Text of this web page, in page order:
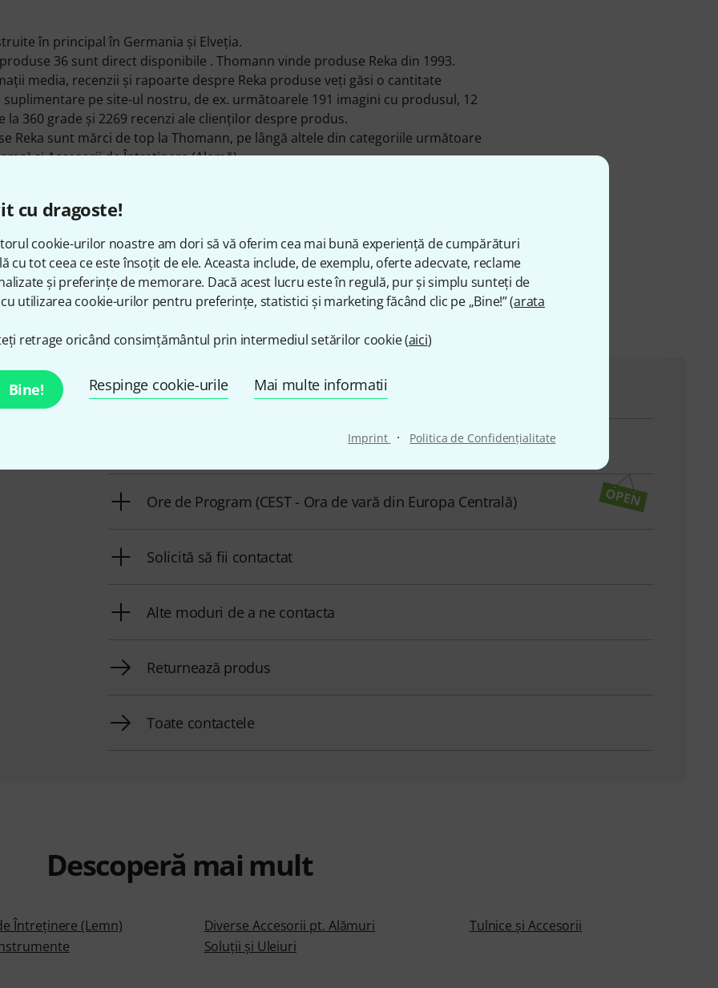
cu dragoste!
cookie-urilor noastre am dori să vă oferim cea mai bună experiență de cumpărături
cu tot ceea ce este însoțit de ele. Aceasta include, de exemplu, oferte adecvate, reclame
și preferințe de memorare. Dacă acest lucru este în regulă, pur și simplu sunteți de
utilizarea cookie-urilor pentru preferințe, statistici și marketing făcând clic pe „Bine!” (arata
retrage oricând consimțământul prin intermediul setărilor cookie (aici)
Bine! Respinge cookie-urile Mai multe informatii
Imprint · Politica de Confidenţialitate
în principal în Germania şi Elveția.
36 sunt direct disponibile . Thomann vinde produse Reka din 1993.
media, recenzii şi rapoarte despre Reka produse veţi găsi o cantitate
pe site-ul nostru, de ex. următoarele 191 imagini cu produsul, 12
360 grade şi 2269 recenzi ale clienţilor despre produs.
Reka sunt mărci de top la Thomann, pe lângă altele din categoriile următoare
şiAccesorii de Întreţinere (Alamă).
despre producător pe
http://www.reka-web.com
Ne puteți contacta astfel
Personalul nostru de la service e aici pentru a vă ajuta cu orice problemă
Ore de Program (CEST - Ora de vară din Europa Centrală)
Solicită să fii contactat
Alte moduri de a ne contacta
Returnează produs
Toate contactele
Descoperă mai mult
Întreţinere (Lemn)
Diverse Accesorii pt. Alămuri
Soluţii şi Uleiuri
Tulnice și Accesorii